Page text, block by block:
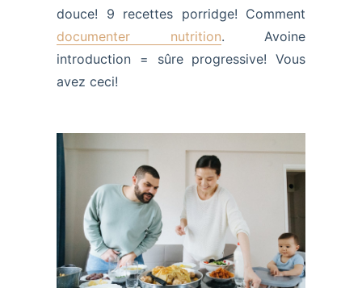
douce! 9 recettes porridge! Comment
documenter nutrition. Avoine
introduction = sûre progressive! Vous
avez ceci!